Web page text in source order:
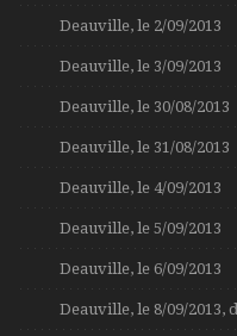
Deauville, le 2/09/2013
Deauville, le 3/09/2013
Deauville, le 30/08/2013
Deauville, le 31/08/2013
Deauville, le 4/09/2013
Deauville, le 5/09/2013
Deauville, le 6/09/2013
Deauville, le 8/09/